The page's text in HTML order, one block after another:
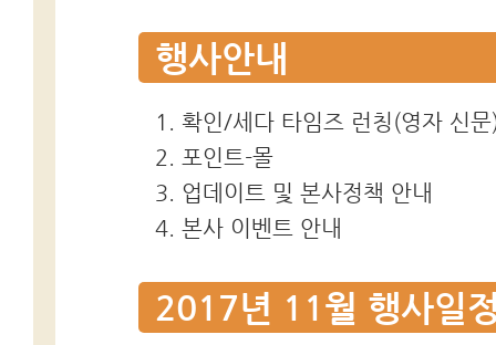
행사안내
1. 확인/세다 타임즈 런칭(영자 신
2. 포인트-몰
3. 업데이트 및 본사정책 안내
4. 본사 이벤트 안내
2017년 11월 행사일